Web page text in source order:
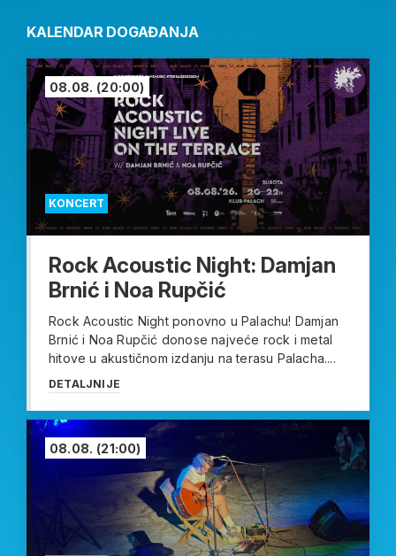
KALENDAR DOGAĐANJA
KONCERT
08.08. (20:00)
Rock Acoustic Night: Damjan
Brnić i Noa Rupčić
Rock Acoustic Night ponovno u Palachu! Damjan
Brnić i Noa Rupčić donose najveće rock i metal
hitove u akustičnom izdanju na terasu Palacha....
DETALJNIJE
08.08. (21:00)